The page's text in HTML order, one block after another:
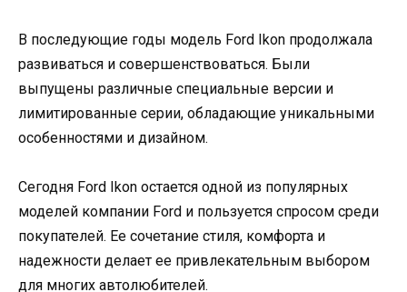
В последующие годы модель Ford Ikon продолжала
развиваться и совершенствоваться. Были
выпущены различные специальные версии и
лимитированные серии, обладающие уникальными
особенностями и дизайном.
Сегодня Ford Ikon остается одной из популярных
моделей компании Ford и пользуется спросом среди
покупателей. Ее сочетание стиля, комфорта и
надежности делает ее привлекательным выбором
для многих автолюбителей.